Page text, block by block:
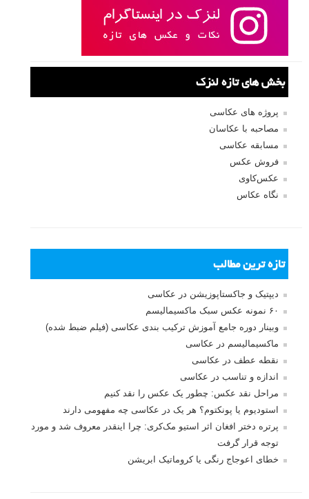
رمز عبور
مرا به خاطر بسپار
بازیابی رمز عبور
جستجو یرای:
بخش های تازه لنزک
پروژه های عکاسی
مصاحبه با عکاسان
مسابقه عکاسی
فروش عکس
نگاه عکاس
تازه ترین مطالب